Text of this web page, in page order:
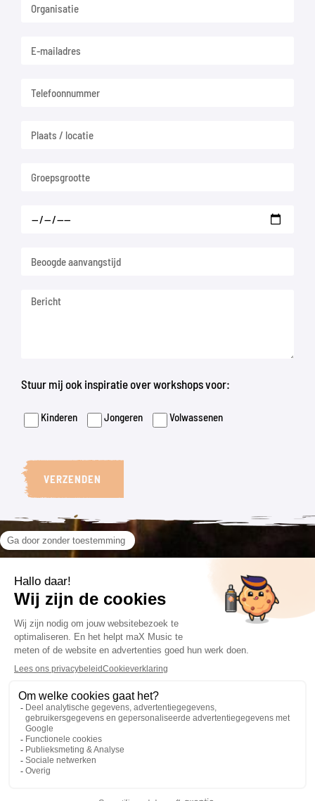
Stuur mij ook inspiratie over workshops voor:
Kinderen Jongeren Volwassenen
VERZENDEN
CONTACT
085 201 66 84
info@maxmusic.nl
VOLG ONS
VOORWAARDEN
Algemene voorwaarden